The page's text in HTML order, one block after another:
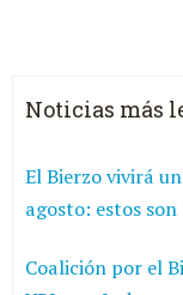
Noticias más
El Bierzo vivirá
agosto: estos
Coalición por el